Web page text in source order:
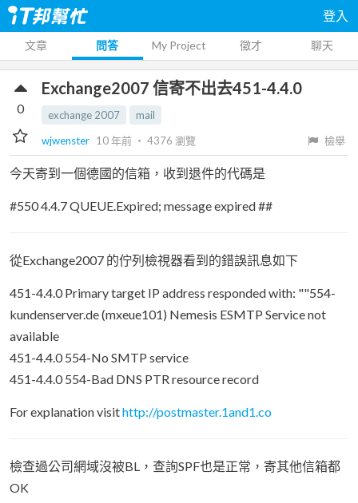
登入
文章 問答 My Project 徵才 聊天
Exchange2007 信寄不出去451-4.4.0
exchange 2007
mail
wjwenster 10 年前 ‧ 4376 瀏覽 檢舉
0
今天寄到一個德國的信箱，收到退件的代碼是
#550 4.4.7 QUEUE.Expired; message expired ##
從Exchange2007 的佇列檢視器看到的錯誤訊息如下
451-4.4.0 Primary target IP address responded with: ""554-
kundenserver.de (mxeue101) Nemesis ESMTP Service not
available
451-4.4.0 554-No SMTP service
451-4.4.0 554-Bad DNS PTR resource record
For explanation visithttp://postmaster.1and1.co
檢查過公司網域沒被BL，查詢SPF也是正常，寄其他信箱都
OK